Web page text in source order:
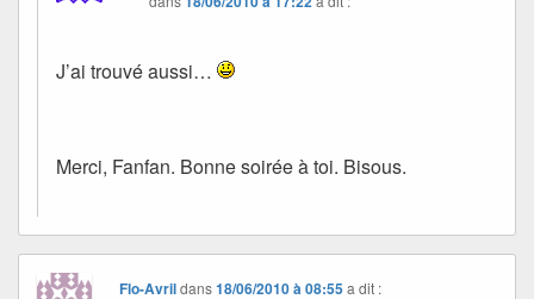
J’ai trouvé aussi…
Merci, Fanfan. Bonne soirée à toi. Bisous.
Flo-Avrildans18/06/2010 à 08:55 a dit :